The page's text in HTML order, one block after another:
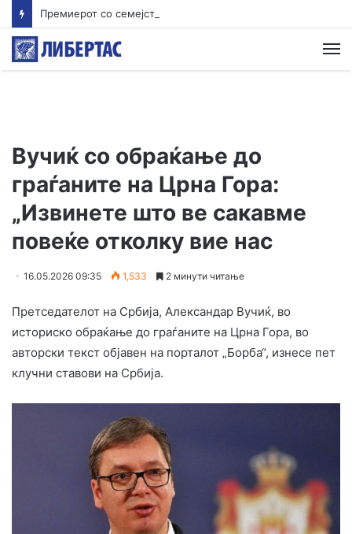
Вучиќ со обраќање до
граѓаните на Црна Гора:
„Извинете што ве сакавме
повеќе отколку вие нас
16.05.2026 09:35 1,533 2 минути читање
Претседателот на Србија, Александар Вучиќ, во
историско обраќање до граѓаните на Црна Гора, во
авторски текст објавен на порталот „Борба“, изнесе пет
клучни ставови на Србија.